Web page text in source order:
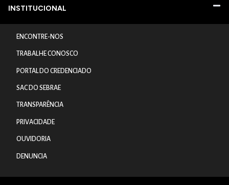
INSTITUCIONAL
ENCONTRE-NOS
TRABALHE CONOSCO
PORTAL DO CREDENCIADO
SAC DO SEBRAE
TRANSPARÊNCIA
PRIVACIDADE
OUVIDORIA
DENUNCIA